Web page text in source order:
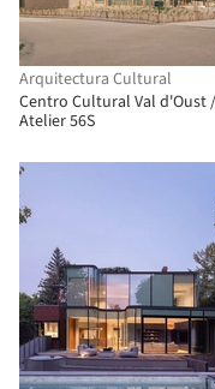
Arquitectura Cultural
Centro Cultural Val d'Oust /
Atelier 56S